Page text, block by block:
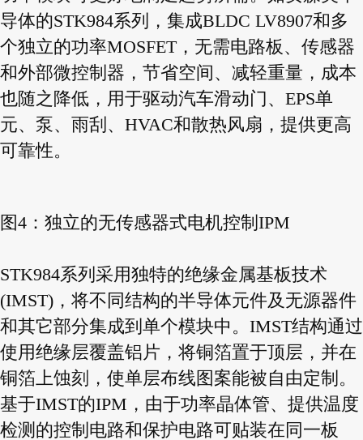
导体的STK984系列，集成BLDC LV8907和多
个独立的功率MOSFET，无需电路板、传感器
和外部微控制器，节省空间、减轻重量，成本
也随之降低，用于驱动汽车滑动门、EPS单
元、泵、雨刮、HVAC和散热风扇，提供更高
可靠性。
图4：独立的无传感器式电机控制IPM
STK984系列采用独特的绝缘金属基板技术
(IMST)，将不同结构的半导体元件及无源器件
和其它部分集成到单个模块中。IMST结构通过
使用绝缘层覆盖铝片，将铜箔置于顶层，并在
铜箔上蚀刻，使单层布线图案能被自由定制。
基于IMST的IPM，由于功率晶体管、提供温度
检测的控制电路和保护电路可贴装在同一板